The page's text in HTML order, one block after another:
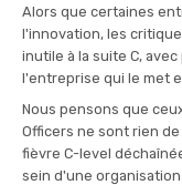
Alors que certaines
l'innovation, les
inutile à la suite C,
l'entreprise qui le met
Nous pensons que
Officers ne sont rien
fièvre C-level
sein d'une